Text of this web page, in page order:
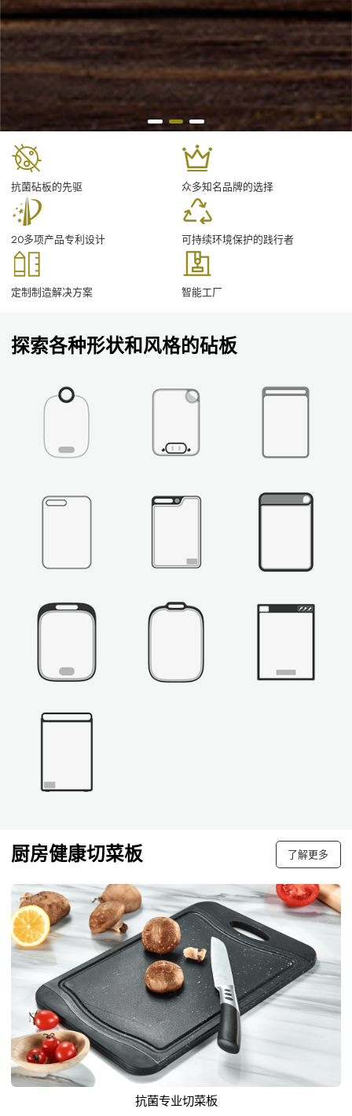
抗菌砧板的先驱 众多知名品牌的选择
20多项产品专利设计 可持续环境保护的践行者
定制制造解决方案 智能工厂
探索各种形状和风格的砧板
厨房健康切菜板 了解更多
抗菌专业切菜板